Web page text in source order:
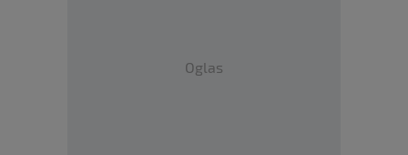
Oglas